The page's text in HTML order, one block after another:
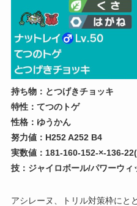
持ち物：とつげきチョッキ
特性：てつのトゲ
性格：ゆうかん
努力値：H252 A252 B4
実数値：181-160-152-×-136-
技：ジャイロボール/パワーウ
アシレーヌ、トリル対策枠にと